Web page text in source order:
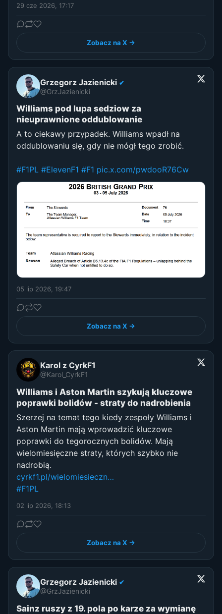
29 cze 2026, 17:17
Zobacz na X →
Grzegorz Jazienicki ✔
@GrzJazienicki
Williams pod lupa sedziow za
nieuprawnione oddublowanie
A to ciekawy przypadek. Williams wpadł na
oddublowaniu się, gdy nie mógł tego zrobić.
#F1PL #ElevenF1 #F1 pic.x.com/pwdooR76Cw
05 lip 2026, 19:47
Zobacz na X →
Karol z CyrkF1
@Karol_CyrkF1
Williams i Aston Martin szykują kluczowe
poprawki bolidów - straty do nadrobienia
Szerzej na temat tego kiedy zespoły Williams i
Aston Martin mają wprowadzić kluczowe
poprawki do tegorocznych bolidów. Mają
wielomiesięczne straty, których szybko nie
nadrobią.
cyrkf1.pl/wielomiesieczn…
#F1PL
02 lip 2026, 18:13
Zobacz na X →
Grzegorz Jazienicki ✔
@GrzJazienicki
Sainz ruszy z 19. pola po karze za wymianę